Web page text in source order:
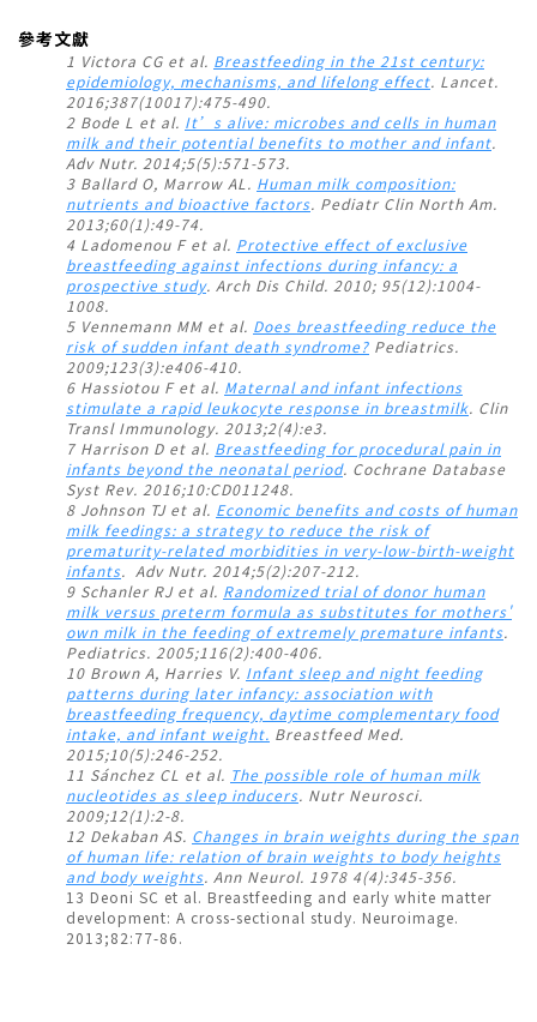
參考文獻
1 Victora CG et al. Breastfeeding in the 21st century:
epidemiology, mechanisms, and lifelong effect. Lancet.
2016;387(10017):475-490.
2 Bode L et al. It’s alive: microbes and cells in human
milk and their potential benefits to mother and infant.
Adv Nutr. 2014;5(5):571-573.
3 Ballard O, Marrow AL. Human milk composition:
nutrients and bioactive factors. Pediatr Clin North Am.
2013;60(1):49-74.
4 Ladomenou F et al. Protective effect of exclusive
breastfeeding against infections during infancy: a
prospective study. Arch Dis Child. 2010; 95(12):1004-
1008.
5 Vennemann MM et al. Does breastfeeding reduce the
risk of sudden infant death syndrome? Pediatrics.
2009;123(3):e406-410.
6 Hassiotou F et al. Maternal and infant infections
stimulate a rapid leukocyte response in breastmilk. Clin
Transl Immunology. 2013;2(4):e3.
7 Harrison D et al. Breastfeeding for procedural pain in
infants beyond the neonatal period. Cochrane Database
Syst Rev. 2016;10:CD011248.
8 Johnson TJ et al. Economic benefits and costs of human
milk feedings: a strategy to reduce the risk of
prematurity-related morbidities in very-low-birth-weight
infants. Adv Nutr. 2014;5(2):207-212.
9 Schanler RJ et al. Randomized trial of donor human
milk versus preterm formula as substitutes for mothers'
own milk in the feeding of extremely premature infants.
Pediatrics. 2005;116(2):400-406.
10 Brown A, Harries V. Infant sleep and night feeding
patterns during later infancy: association with
breastfeeding frequency, daytime complementary food
intake, and infant weight. Breastfeed Med.
2015;10(5):246-252.
11 Sánchez CL et al. The possible role of human milk
nucleotides as sleep inducers. Nutr Neurosci.
2009;12(1):2-8.
12 Dekaban AS. Changes in brain weights during the span
of human life: relation of brain weights to body heights
and body weights. Ann Neurol. 1978 4(4):345-356.
13 Deoni SC et al. Breastfeeding and early white matter
development: A cross-sectional study. Neuroimage.
2013;82:77-86.